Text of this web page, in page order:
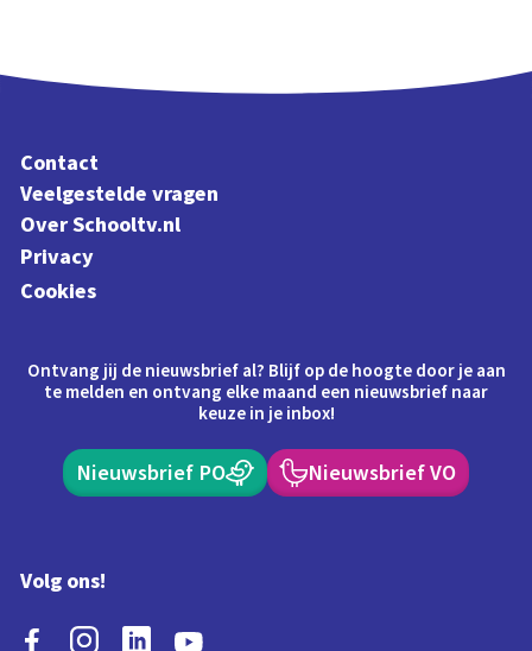
Contact
Veelgestelde vragen
Over Schooltv.nl
Privacy
Cookies
Ontvang jij de nieuwsbrief al? Blijf op de hoogte door je aan
te melden en ontvang elke maand een nieuwsbrief naar
keuze in je inbox!
Nieuwsbrief PO Nieuwsbrief VO
Volg ons!